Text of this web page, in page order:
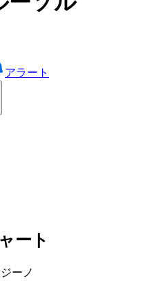
アラート
ート
ーノ